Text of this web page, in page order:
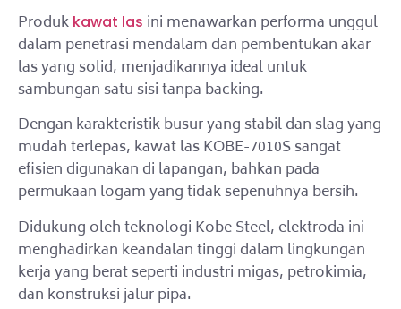
Produk kawat las ini menawarkan performa unggul
dalam penetrasi mendalam dan pembentukan akar
las yang solid, menjadikannya ideal untuk
sambungan satu sisi tanpa backing.
Dengan karakteristik busur yang stabil dan slag yang
mudah terlepas, kawat las KOBE-7010S sangat
efisien digunakan di lapangan, bahkan pada
permukaan logam yang tidak sepenuhnya bersih.
Didukung oleh teknologi Kobe Steel, elektroda ini
menghadirkan keandalan tinggi dalam lingkungan
kerja yang berat seperti industri migas, petrokimia,
dan konstruksi jalur pipa.